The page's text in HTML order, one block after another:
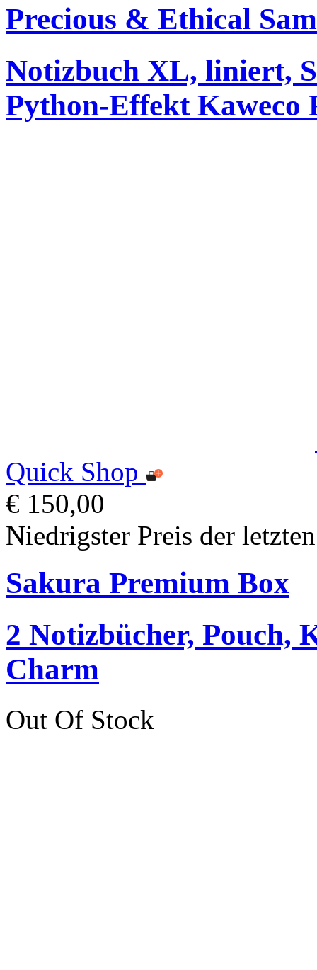
Precious & Ethical
Notizbuch XL, liniert,
Python-Effekt Kaweco
Quick Shop
€ 150,00
Niedrigster Preis der
Sakura Premium Box
2 Notizbücher, Pouch,
Charm
Out Of Stock